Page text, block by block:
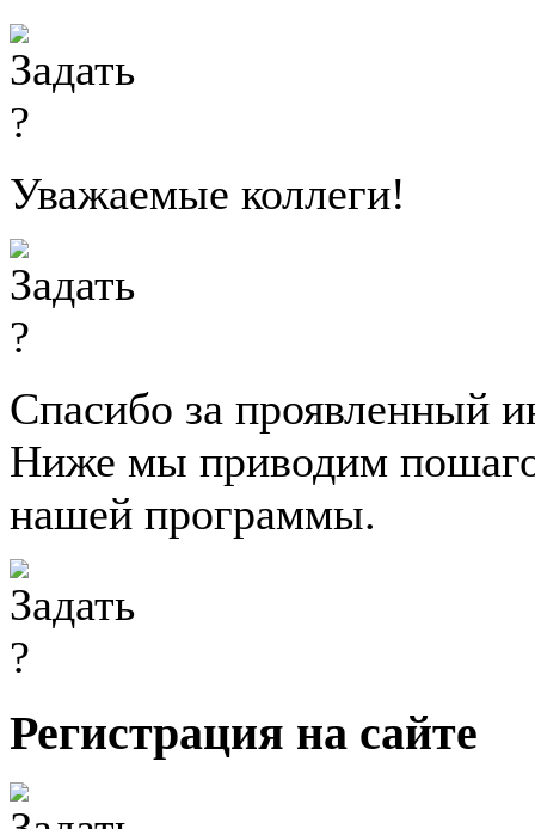
Уважаемые коллеги!
Спасибо за проявленный
Ниже мы приводим
нашей программы.
Регистрация на сайте